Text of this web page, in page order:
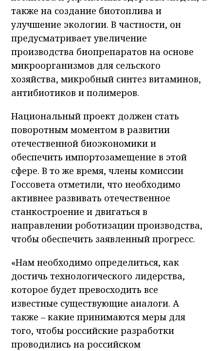
также на создание биотоплива и
улучшение экологии. В частности, он
предусматривает увеличение
производства биопрепаратов на основе
микроорганизмов для сельского
хозяйства, микробный синтез витаминов,
антибиотиков и полимеров.
Национальный проект должен стать
поворотным моментом в развитии
отечественной биоэкономики и
обеспечить импортозамещение в этой
сфере. В то же время, члены комиссии
Госсовета отметили, что необходимо
активнее развивать отечественное
станкостроение и двигаться в
направлении роботизации производства,
чтобы обеспечить заявленный прогресс.
«Нам необходимо определиться, как
достичь технологического лидерства,
которое будет превосходить все
известные существующие аналоги. А
также – какие принимаются меры для
того, чтобы российские разработки
проводились на российском